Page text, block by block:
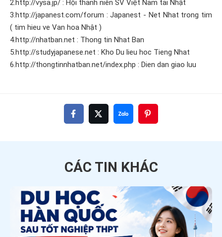
2.http://vysa.jp/ : Hội thanh niên SV Việt Nam tai Nhật
3.http://japanest.com/forum : Japanest - Net Nhat trong tim
( tim hieu ve Van hoa Nhật )
4.http://nhatban.net : Thong tin Nhat Ban
5.http://studyjapanese.net : Kho Du lieu hoc Tieng Nhat
6.http://thongtinnhatban.net/index.php : Dien dan giao luu
CÁC TIN KHÁC